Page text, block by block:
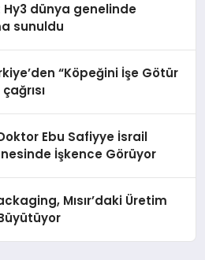
dünya genelinde
sunuldu
“Köpeğini İşe Götür
Ebu Safiyye İsrail
İşkence Görüyor
Mısır’daki Üretim